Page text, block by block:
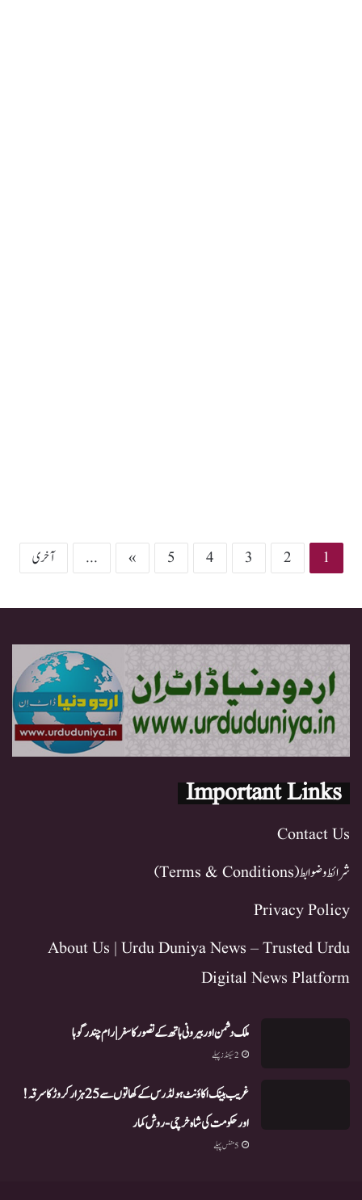
1
2
3
4
5
»
... آخری
Important Links
Contact Us
شرائط و ضوابط (Terms & Conditions)
Privacy Policy
About Us | Urdu Duniya News – Trusted Urdu
Digital News Platform
ملک دشمن اور بیرونی ہاتھ کے تصور کا سفر | رام چندر گوہا
2 سیکنڈز پہلے
غریب بینک اکاؤنٹ ہولڈرس کے کھاتوں سے 25 ہزار کروڑ کا سرقہ!
اور حکومت کی شاہ خرچی-روش کمار
5 منٹس پہلے